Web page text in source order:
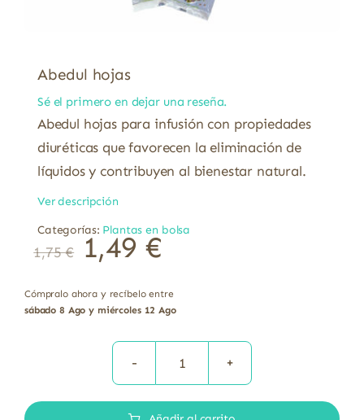
Abedul hojas
Sé el primero en dejar una reseña.
Abedul hojas para infusión con propiedades
diuréticas que favorecen la eliminación de
líquidos y contribuyen al bienestar natural.
Ver descripción
Categorías: Plantas en bolsa
1,75€ 1,49 €
Cómpralo ahora y recíbelo entre
sábado 8 Ago y miércoles 12 Ago
Abedul